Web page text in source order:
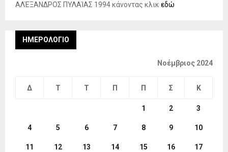
ΑΛΈΞΑΝΔΡΟΣ ΠΥΛΑΊΑΣ 1994 κάνοντας κλικ εδώ
ΗΜΕΡΟΛΌΓΙΟ
Νοέμβριος 2024
Δ Τ Τ Π Π Σ Κ
1 2 3
4 5 6 7 8 9 10
11 12 13 14 15 16 17